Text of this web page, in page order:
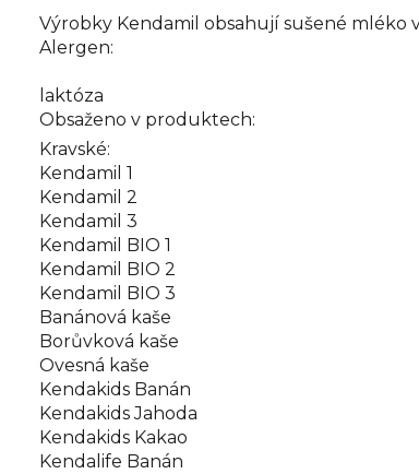
Výrobky Kendamil obsahují sušené mléko
Alergen:
laktóza
Obsaženo v produktech:
Kravské:
Kendamil 1
Kendamil 2
Kendamil 3
Kendamil BIO 1
Kendamil BIO 2
Kendamil BIO 3
Banánová kaše
Borůvková kaše
Ovesná kaše
Kendakids Banán
Kendakids Jahoda
Kendakids Kakao
Kendalife Banán